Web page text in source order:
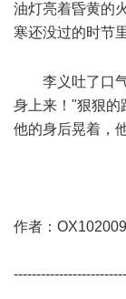
油灯亮着昏黄的
寒还没过的时节
李义吐了口气
身上来！"狠狠的
他的身后晃着，
作者：